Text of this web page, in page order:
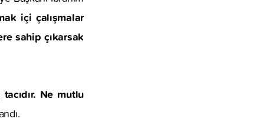
içi çalışmalar
sahip çıkarsak
Ne mutlu